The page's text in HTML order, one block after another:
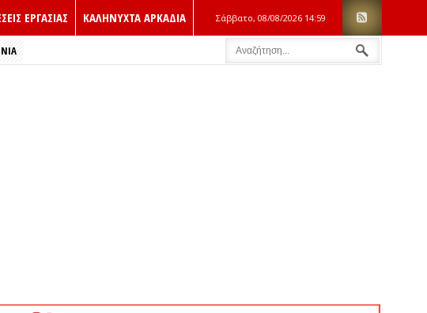
ΕΡΓΑΣΙΑΣ ΚΑΛΗΝΥΧΤΑ ΑΡΚΑΔΙΑ Σάββατο, 08/08/2026 14:59